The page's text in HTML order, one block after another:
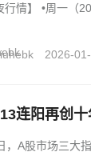
【隔夜行
2026-
连阳再创
，A股市场三大